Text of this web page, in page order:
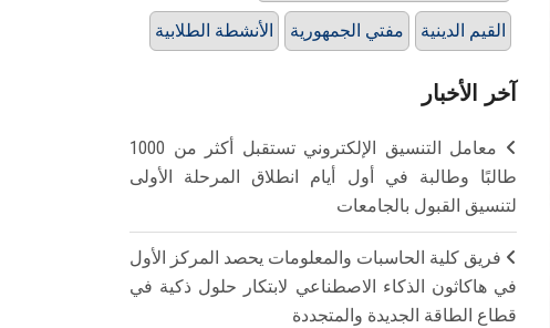
الأنشطة الطلابية مفتي الجمهورية القيم الدينية
آخر الأخبار
معامل التنسيق الإلكتروني تستقبل أكثر من 1000
طالبًا وطالبة في أول أيام انطلاق المرحلة الأولى
لتنسيق القبول بالجامعات
فريق كلية الحاسبات والمعلومات يحصد المركز الأول
في هاكاثون الذكاء الاصطناعي لابتكار حلول ذكية في
قطاع الطاقة الجديدة والمتجددة